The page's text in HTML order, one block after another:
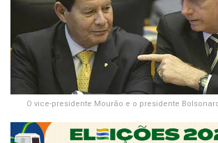
O vice-presidente Mourão e o presidente